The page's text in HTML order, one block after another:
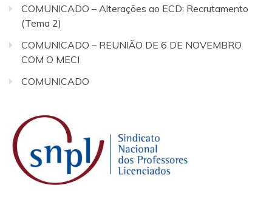
COMUNICADO – Alterações ao ECD: Recrutamento
(Tema 2)
COMUNICADO – REUNIÃO DE 6 DE NOVEMBRO
COM O MECI
COMUNICADO